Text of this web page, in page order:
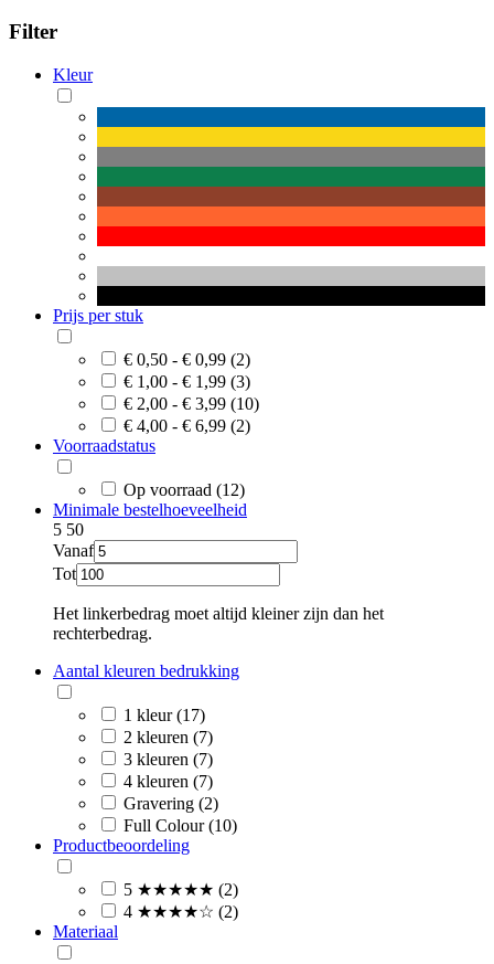
Filter
Kleur
Prijs per stuk
€ 0,50 - € 0,99 (2)
€ 1,00 - € 1,99 (3)
€ 2,00 - € 3,99 (10)
€ 4,00 - € 6,99 (2)
Voorraadstatus
Op voorraad (12)
Minimale bestelhoeveelheid
5 50
Vanaf
Tot
Het linkerbedrag moet altijd kleiner zijn dan het
rechterbedrag.
Aantal kleuren bedrukking
1 kleur (17)
2 kleuren (7)
3 kleuren (7)
4 kleuren (7)
Gravering (2)
Full Colour (10)
Productbeoordeling
5 ★★★★★ (2)
4 ★★★★☆ (2)
Materiaal